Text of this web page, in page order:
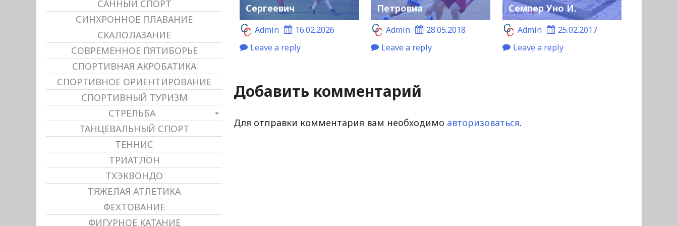
Сергеевич
Admin
16.02.2026
Leave a reply
Петровна
Admin
28.05.2018
Leave a reply
Семпер Уно И.
Admin
25.02.2017
Leave a reply
Добавить комментарий
Для отправки комментария вам необходимо авторизоваться.
САННЫЙ СПОРТ
СИНХРОННОЕ ПЛАВАНИЕ
СКАЛОЛАЗАНИЕ
СОВРЕМЕННОЕ ПЯТИБОРЬЕ
СПОРТИВНАЯ АКРОБАТИКА
СПОРТИВНОЕ ОРИЕНТИРОВАНИЕ
СПОРТИВНЫЙ ТУРИЗМ
СТРЕЛЬБА
ТАНЦЕВАЛЬНЫЙ СПОРТ
ТЕННИС
ТРИАТЛОН
ТХЭКВОНДО
ТЯЖЕЛАЯ АТЛЕТИКА
ФЕХТОВАНИЕ
ФИГУРНОЕ КАТАНИЕ